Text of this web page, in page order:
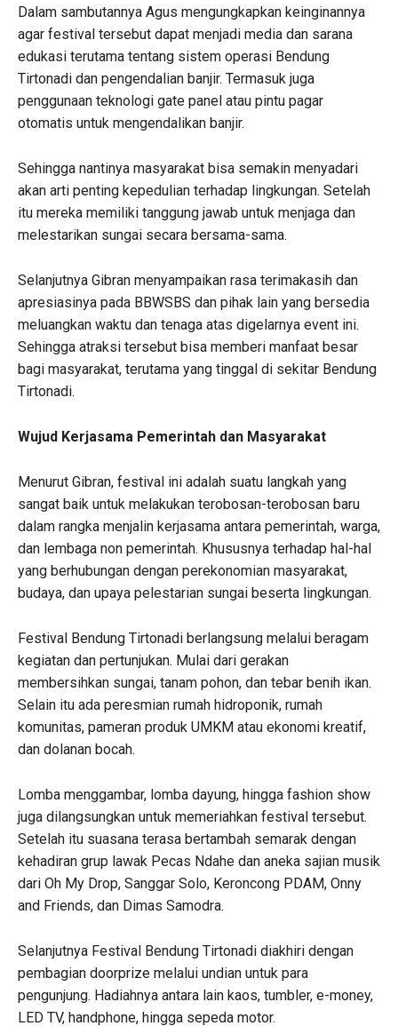
Dalam sambutannya Agus mengungkapkan keinginannya
agar festival tersebut dapat menjadi media dan sarana
edukasi terutama tentang sistem operasi Bendung
Tirtonadi dan pengendalian banjir. Termasuk juga
penggunaan teknologi gate panel atau pintu pagar
otomatis untuk mengendalikan banjir.
Sehingga nantinya masyarakat bisa semakin menyadari
akan arti penting kepedulian terhadap lingkungan. Setelah
itu mereka memiliki tanggung jawab untuk menjaga dan
melestarikan sungai secara bersama-sama.
Selanjutnya Gibran menyampaikan rasa terimakasih dan
apresiasinya pada BBWSBS dan pihak lain yang bersedia
meluangkan waktu dan tenaga atas digelarnya event ini.
Sehingga atraksi tersebut bisa memberi manfaat besar
bagi masyarakat, terutama yang tinggal di sekitar Bendung
Tirtonadi.
Wujud Kerjasama Pemerintah dan Masyarakat
Menurut Gibran, festival ini adalah suatu langkah yang
sangat baik untuk melakukan terobosan-terobosan baru
dalam rangka menjalin kerjasama antara pemerintah, warga,
dan lembaga non pemerintah. Khususnya terhadap hal-hal
yang berhubungan dengan perekonomian masyarakat,
budaya, dan upaya pelestarian sungai beserta lingkungan.
Festival Bendung Tirtonadi berlangsung melalui beragam
kegiatan dan pertunjukan. Mulai dari gerakan
membersihkan sungai, tanam pohon, dan tebar benih ikan.
Selain itu ada peresmian rumah hidroponik, rumah
komunitas, pameran produk UMKM atau ekonomi kreatif,
dan dolanan bocah.
Lomba menggambar, lomba dayung, hingga fashion show
juga dilangsungkan untuk memeriahkan festival tersebut.
Setelah itu suasana terasa bertambah semarak dengan
kehadiran grup lawak Pecas Ndahe dan aneka sajian musik
dari Oh My Drop, Sanggar Solo, Keroncong PDAM, Onny
and Friends, dan Dimas Samodra.
Selanjutnya Festival Bendung Tirtonadi diakhiri dengan
pembagian doorprize melalui undian untuk para
pengunjung. Hadiahnya antara lain kaos, tumbler, e-money,
LED TV, handphone, hingga sepeda motor.